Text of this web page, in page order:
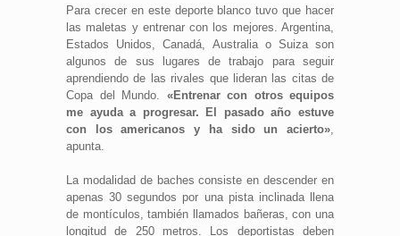
Para crecer en este deporte blanco tuvo que hacer
las maletas y entrenar con los mejores. Argentina,
Estados Unidos, Canadá, Australia o Suiza son
algunos de sus lugares de trabajo para seguir
aprendiendo de las rivales que lideran las citas de
Copa del Mundo. «Entrenar con otros equipos
me ayuda a progresar. El pasado año estuve
con los americanos y ha sido un acierto»,
apunta.
La modalidad de baches consiste en descender en
apenas 30 segundos por una pista inclinada llena
de montículos, también llamados bañeras, con una
longitud de 250 metros. Los deportistas deben